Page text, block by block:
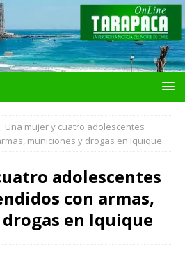
Una mujer y cuatro adolescentes
municiones y drogas en Iquique
adolescentes
con armas,
en Iquique